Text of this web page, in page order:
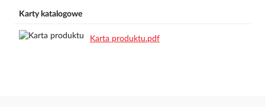
Karty katalogowe
Karta produktu.pdf